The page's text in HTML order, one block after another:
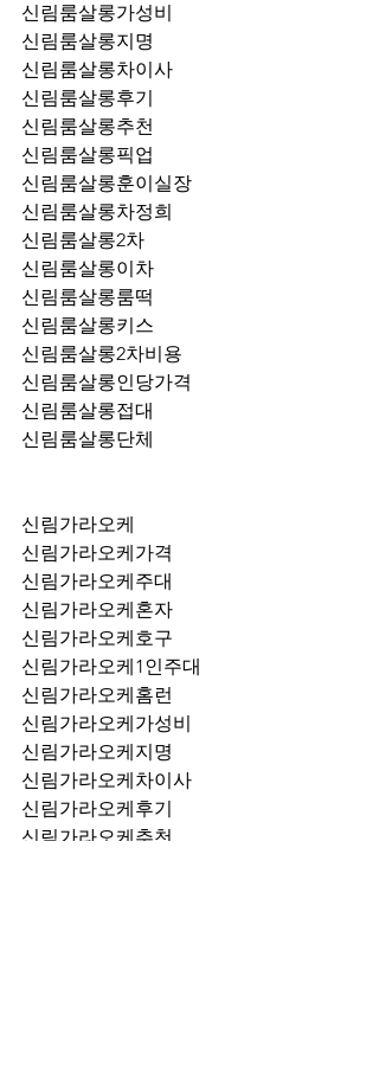
신림룸살롱가성비
신림룸살롱지명
신림룸살롱차이사
신림룸살롱후기
신림룸살롱추천
신림룸살롱훈이실장
신림룸살롱차정희
신림룸살롱2차
신림룸살롱이차
신림룸살롱룸떡
신림룸살롱키스
신림룸살롱2차비용
신림룸살롱인당가격
신림룸살롱접대
신림룸살롱단체
신림가라오케
신림가라오케가격
신림가라오케주대
신림가라오케혼자
신림가라오케호구
신림가라오케1인주대
신림가라오케홈런
신림가라오케가성비
신림가라오케지명
신림가라오케차이사
신림가라오케후기
신림가라오케추천